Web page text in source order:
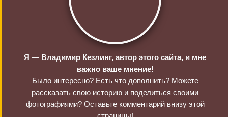
Я — Владимир Кезлинг, автор этого сайта, и мне
важно ваше мнение!
Было интересно? Есть что дополнить? Можете
рассказать свою историю и поделиться своими
фотографиями? Оставьте комментарийвнизу этой